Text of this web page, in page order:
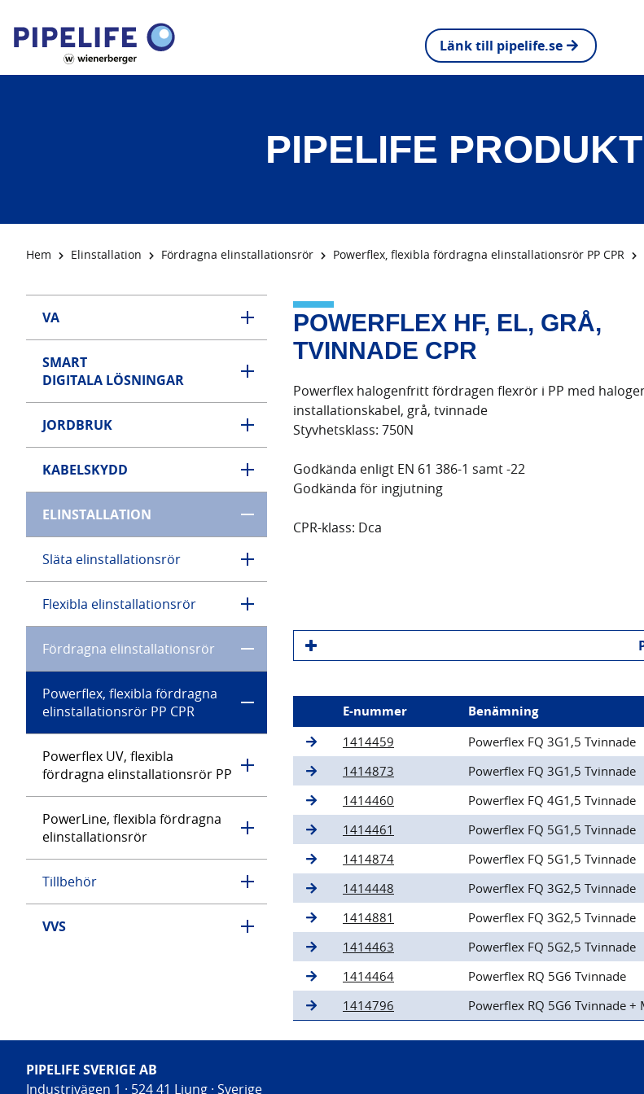
Länk till pipelife.se
PIPELIFE
Hem Elinstallation Fördragna elinstallationsrör Powerflex, flexibla fördragna elinstallationsrör PP CPR
VA
SMART
DIGITALA LÖSNINGAR
JORDBRUK
KABELSKYDD
ELINSTALLATION
Släta elinstallationsrör
Flexibla elinstallationsrör
Fördragna elinstallationsrör
Powerflex, flexibla fördragna
elinstallationsrör PP CPR
Powerflex UV, flexibla
fördragna elinstallationsrör PP
PowerLine, flexibla fördragna
elinstallationsrör
Tillbehör
VVS
POWERFLEX HF, EL, GRÅ,
TVINNADE CPR
Powerflex halogenfritt fördragen flexrör i PP med
installationskabel, grå, tvinnade
Styvhetsklass: 750N
Godkända enligt EN 61 386-1 samt -22
Godkända för ingjutning
CPR-klass: Dca
E-nummer Benämning
1414459 Powerflex FQ 3G1,5 Tvinnade
1414873
Powerflex FQ 3G1,5 Tvinnade
1414460
Powerflex FQ 4G1,5 Tvinnade
1414461
Powerflex FQ 5G1,5 Tvinnade
1414874
Powerflex FQ 5G1,5 Tvinnade
1414448
Powerflex FQ 3G2,5 Tvinnade
1414881
Powerflex FQ 3G2,5 Tvinnade
1414463
Powerflex FQ 5G2,5 Tvinnade
1414464
Powerflex RQ 5G6 Tvinnade
1414796
Powerflex RQ 5G6 Tvinnade
PIPELIFE SVERIGE AB
Industrivägen 1 · 524 41 Ljung · Sverige